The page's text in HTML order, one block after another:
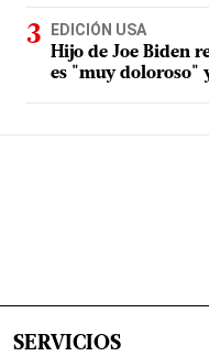
EDICIÓN USA
Hijo de Joe Biden
es "muy doloroso"
SERVICIOS